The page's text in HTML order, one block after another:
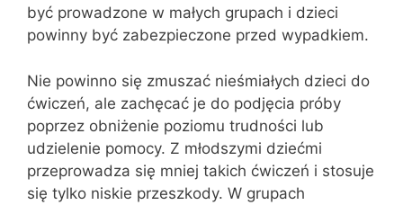
być prowadzone w małych grupach i dzieci
powinny być zabezpieczone przed wypadkiem.
Nie powinno się zmuszać nieśmiałych dzieci do
ćwiczeń, ale zachęcać je do podjęcia próby
poprzez obniżenie poziomu trudności lub
udzielenie pomocy. Z młodszymi dziećmi
przeprowadza się mniej takich ćwiczeń i stosuje
się tylko niskie przeszkody. W grupach